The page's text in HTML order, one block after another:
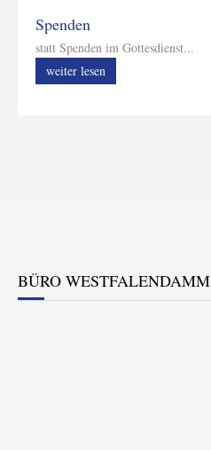
Spenden
statt Spenden im Gottesdienst...
weiter lesen
BÜRO WESTFALENDAMM